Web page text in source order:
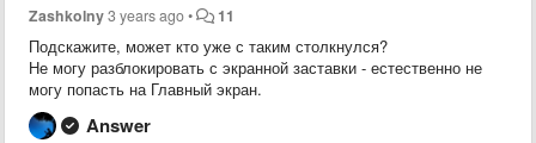
Zashkolny3 years ago• 11
Подскажите, может кто уже с таким столкнулся?
Не могу разблокировать с экранной заставки - естественно не
могу попасть на Главный экран.
Answer